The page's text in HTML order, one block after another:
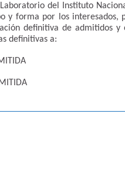
del Instituto
y forma por los interesados,
definitiva de admitidos y
definitivas a: